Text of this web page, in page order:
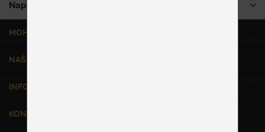
Napíšte nám
MOHLO BY VÁS ZAUJÍMAŤ
NAŠE SLUŽBY
INFORMÁCIE
KONTAKT